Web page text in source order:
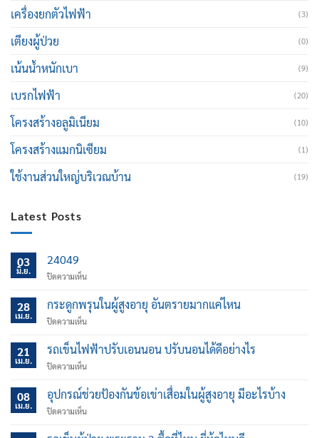
เครื่องยกตัวไฟฟ้า (3)
เตียงผู้ป่วย (0)
เน้นน้ำหนักเบา (9)
เบรกไฟฟ้า (20)
โครงสร้างอลูมิเนียม (10)
โครงสร้างแมกนิเซียม (1)
ใช้งานส่วนใหญ่บริเวณบ้าน (19)
Latest Posts
03
มิ.ย.
24049
ปิดความเห็นบน
28
เม.ย.
กระดูกพรุนในผู้สูงอายุ อันตรายมากแค่ไหน
ปิดความเห็นบน
พรุน
ใน
ผู้
อายุ
มาก
21
เม.ย.
รถเข็นไฟฟ้าปรับเอนนอน ปรับนอนได้ดีอย่างไร
ปิดความเห็นบน
เข็น
ไฟฟ้า
ปรับ
08
เม.ย.
อุปกรณ์ช่วยป้องกันข้อเข่าเสื่อมในผู้สูงอายุ มีอะไรบ้าง
ปิดความเห็นบน
ช่วย